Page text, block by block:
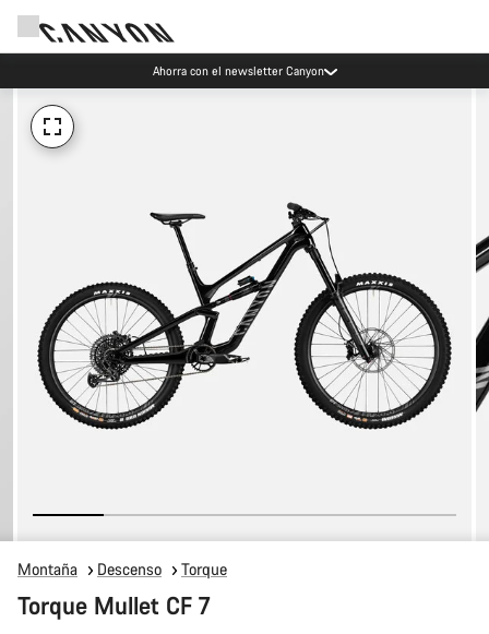
Ahorra con el newsletter Canyon
Montaña Descenso Torque
Torque Mullet CF 7